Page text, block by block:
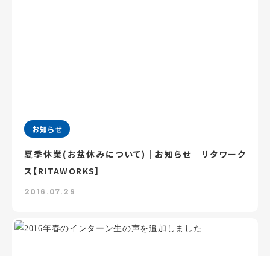
お知らせ
夏季休業(お盆休みについて)｜お知らせ｜リタワーク
ス【RITAWORKS】
2016.07.29